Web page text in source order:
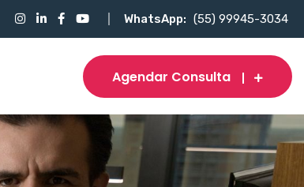
WhatsApp: (55) 99945-3034
Agendar Consulta